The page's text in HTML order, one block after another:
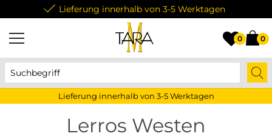
Lieferung innerhalb von 3-5 Werktagen
0 0
Lieferung innerhalb von 3-5 Werktagen
Lerros Westen